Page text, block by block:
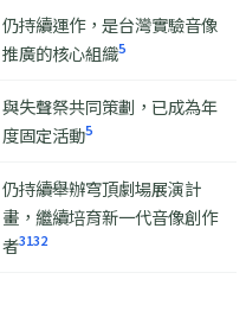
仍持續運作，是台灣實驗音像
推廣的核心組織5
與失聲祭共同策劃，已成為年
度固定活動5
仍持續舉辦穹頂劇場展演計
畫，繼續培育新一代音像創作
者3132